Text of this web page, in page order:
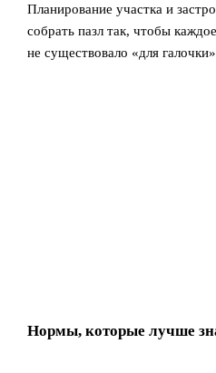
Планирование участка и
собрать пазл так, чтобы
не существовало «для
Нормы, которые лучше